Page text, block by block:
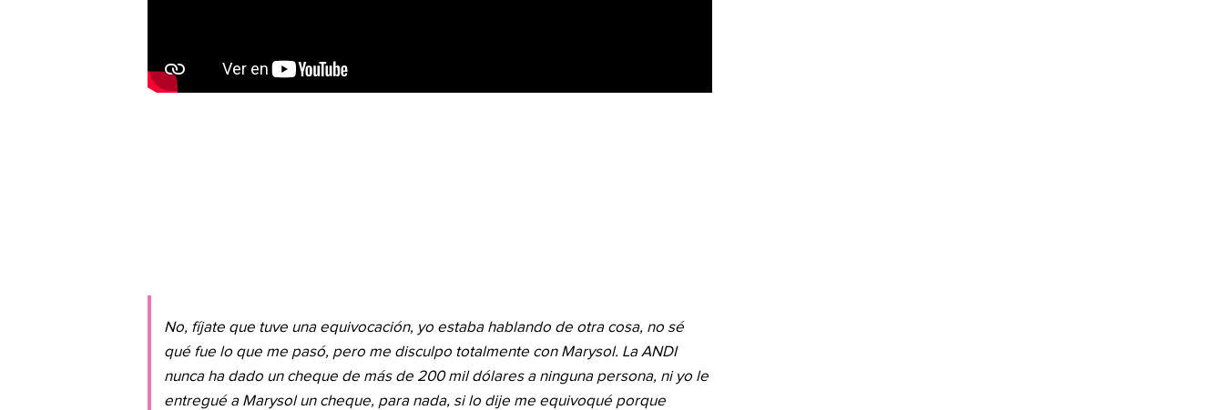
No, fíjate que tuve una equivocación, yo estaba hablando de otra cosa, no sé
qué fue lo que me pasó, pero me disculpo totalmente con Marysol. La ANDI
nunca ha dado un cheque de más de 200 mil dólares a ninguna persona, ni yo le
entregué a Marysol un cheque, para nada, si lo dije me equivoqué porque